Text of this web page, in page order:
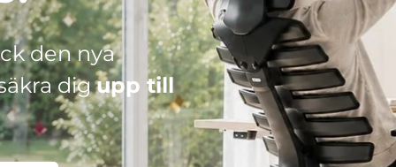
perfekta stol.